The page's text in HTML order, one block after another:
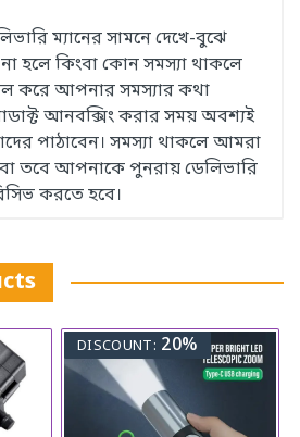
ম্যানের সামনে দেখে-বুঝে
না হলে কিংবা কোন সমস্যা থাকলে
করে আপনার সমস্যার কথা
আনবক্সিং করার সময় অবশ্যই
পাঠাবেন। সমস্যা থাকলে আমরা
তবে আপনাকে পুনরায় ডেলিভারি
করতে হবে।
DISCOUNT: 20%